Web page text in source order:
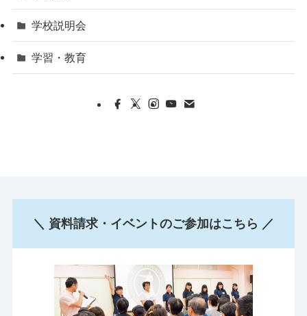
学校説明会
学習・教育
＼ 資料請求・イベントのご参加はこちら ／